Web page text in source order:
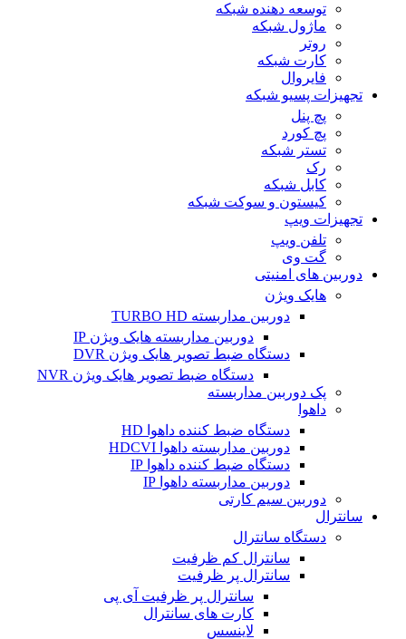
توسعه دهنده شبکه
ماژول شبکه
روتر
کارت شبکه
فایروال
تجهیزات پسیو شبکه
پچ پنل
پچ کورد
تستر شبکه
رک
کابل شبکه
کیستون و سوکت شبکه
تجهیزات ویپ
تلفن ویپ
گت وی
دوربین های امنیتی
هایک ویژن
دوربین مداربسته TURBO HD
دوربین مداربسته هایک ویژن IP
دستگاه ضبط تصویر هایک ویژن DVR
دستگاه ضبط تصویر هایک ویژن NVR
پک دوربین مداربسته
داهوا
دستگاه ضبط کننده داهوا HD
دوربین مداربسته داهوا HDCVI
دستگاه ضبط کننده داهوا IP
دوربین مداربسته داهوا IP
دوربین سیم کارتی
سانترال
دستگاه سانترال
سانترال کم ظرفیت
سانترال پر ظرفیت
سانترال پر ظرفیت آی پی
کارت های سانترال
لاینسس